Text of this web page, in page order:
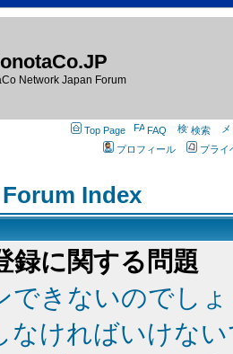
Network Japan Forum
Top Page FAQ
検索
プロフィール
プライ
Index
録に関する問題
できないのでし
なければいけな